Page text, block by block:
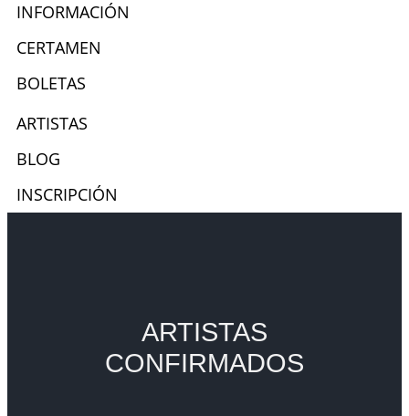
INFORMACIÓN
CERTAMEN
BOLETAS
ARTISTAS
BLOG
INSCRIPCIÓN
ARTISTAS
CONFIRMADOS